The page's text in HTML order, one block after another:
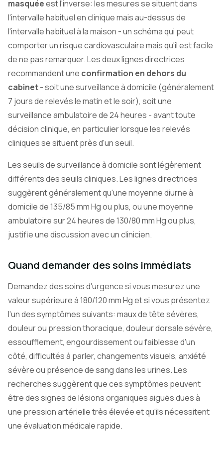
masquéeest l'inverse: les mesures se situent dans
l'intervalle habituel en clinique mais au-dessus de
l'intervalle habituel à la maison - un schéma qui peut
comporter un risque cardiovasculaire mais qu'il est facile
de ne pas remarquer. Les deux lignes directrices
recommandent une confirmation en dehors du
cabinet- soit une surveillance à domicile (généralement
7 jours de relevés le matin et le soir), soit une
surveillance ambulatoire de 24 heures - avant toute
décision clinique, en particulier lorsque les relevés
cliniques se situent près d'un seuil.
Les seuils de surveillance à domicile sont légèrement
différents des seuils cliniques. Les lignes directrices
suggèrent généralement qu'une moyenne diurne à
domicile de 135/85 mm Hg ou plus, ou une moyenne
ambulatoire sur 24 heures de 130/80 mm Hg ou plus,
justifie une discussion avec un clinicien.
Quand demander des soins immédiats
Demandez des soins d'urgence si vous mesurez une
valeur supérieure à 180/120 mm Hg et si vous présentez
l'un des symptômes suivants: maux de tête sévères,
douleur ou pression thoracique, douleur dorsale sévère,
essoufflement, engourdissement ou faiblesse d'un
côté, difficultés à parler, changements visuels, anxiété
sévère ou présence de sang dans les urines. Les
recherches suggèrent que ces symptômes peuvent
être des signes de lésions organiques aiguës dues à
une pression artérielle très élevée et qu'ils nécessitent
une évaluation médicale rapide.